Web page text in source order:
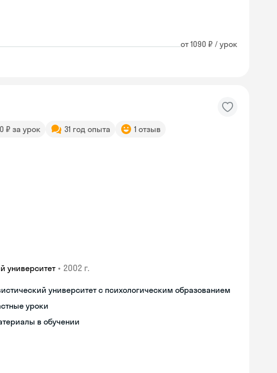
от 1090 ₽ / урок
₽ за урок 31 год опыта 1 отзыв
университет • 2002 г.
университет с психологическим образованием
уроки
в обучении